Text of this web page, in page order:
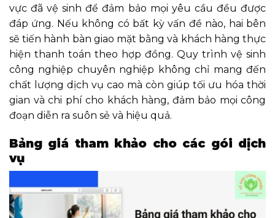
vực đã vệ sinh để đảm bảo mọi yêu cầu đều được
đáp ứng. Nếu không có bất kỳ vấn đề nào, hai bên
sẽ tiến hành bàn giao mặt bằng và khách hàng thực
hiện thanh toán theo hợp đồng. Quy trình vệ sinh
công nghiệp chuyên nghiệp không chỉ mang đến
chất lượng dịch vụ cao mà còn giúp tối ưu hóa thời
gian và chi phí cho khách hàng, đảm bảo mọi công
đoạn diễn ra suôn sẻ và hiệu quả.
Bảng giá tham khảo cho các gói dịch
vụ